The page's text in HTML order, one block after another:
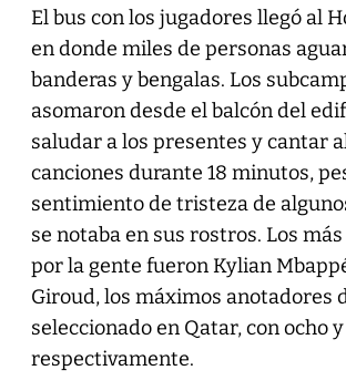
El bus con los jugadores llegó al
en donde miles de personas
banderas y bengalas. Los
asomaron desde el balcón del
saludar a los presentes y cantar
canciones durante 18 minutos,
sentimiento de tristeza de
se notaba en sus rostros. Los
por la gente fueron Kylian
Giroud, los máximos anotadores
seleccionado en Qatar, con ocho
respectivamente.